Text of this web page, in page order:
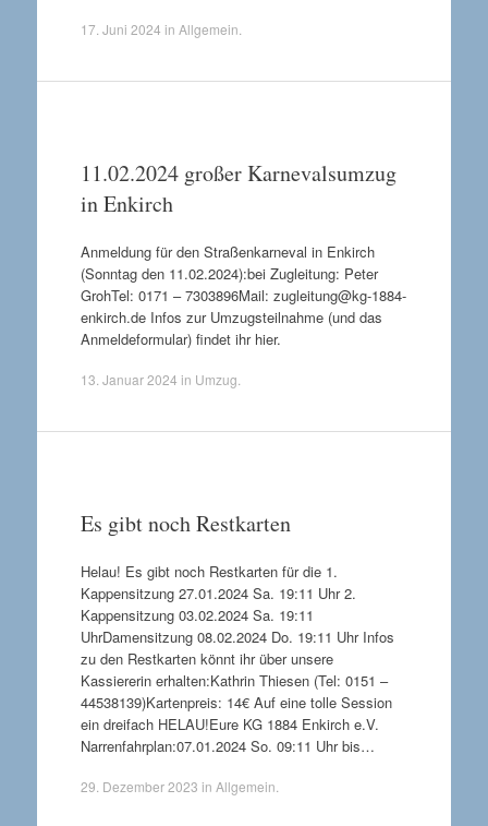
17. Juni 2024 in Allgemein
11.02.2024 großer Karnevalsumzug
in Enkirch
Anmeldung für den Straßenkarneval in Enkirch
(Sonntag den 11.02.2024):bei Zugleitung: Peter
GrohTel: 0171 – 7303896Mail: zugleitung@kg-1884-
enkirch.de Infos zur Umzugsteilnahme (und das
Anmeldeformular) findet ihr hier.
13. Januar 2024 in Umzug
Es gibt noch Restkarten
Helau! Es gibt noch Restkarten für die 1.
Kappensitzung 27.01.2024 Sa. 19:11 Uhr 2.
Kappensitzung 03.02.2024 Sa. 19:11
UhrDamensitzung 08.02.2024 Do. 19:11 Uhr Infos
zu den Restkarten könnt ihr über unsere
Kassiererin erhalten:Kathrin Thiesen (Tel: 0151 –
44538139)Kartenpreis: 14€ Auf eine tolle Session
ein dreifach HELAU!Eure KG 1884 Enkirch e.V.
Narrenfahrplan:07.01.2024 So. 09:11 Uhr bis…
29. Dezember 2023 in Allgemein